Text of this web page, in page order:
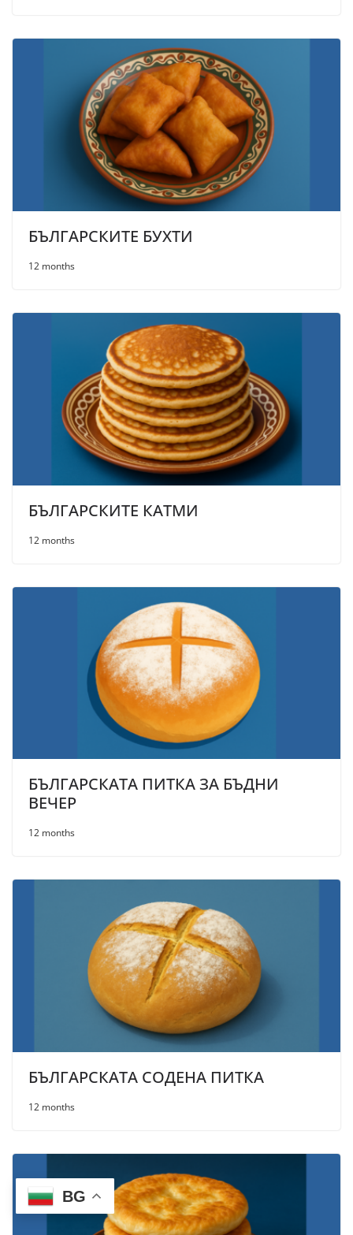
БЪЛГАРСКИТЕ БУХТИ
12 months
БЪЛГАРСКИТЕ КАТМИ
12 months
БЪЛГАРСКАТА ПИТКА ЗА БЪДНИ
ВЕЧЕР
12 months
БЪЛГАРСКАТА СОДЕНА ПИТКА
12 months
BG